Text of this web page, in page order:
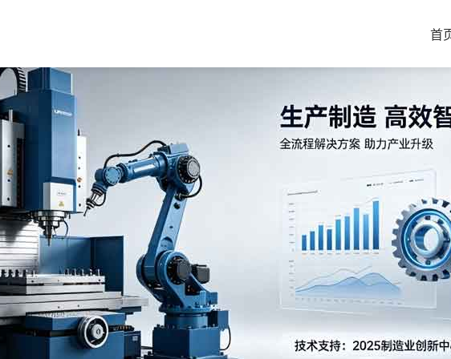
首